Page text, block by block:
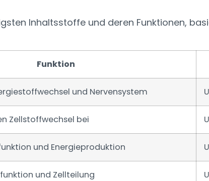
Inhaltsstoffe und deren Funktionen,
Funktion
und Nervensystem
Zellstoffwechsel bei
und Energieproduktion
und Zellteilung